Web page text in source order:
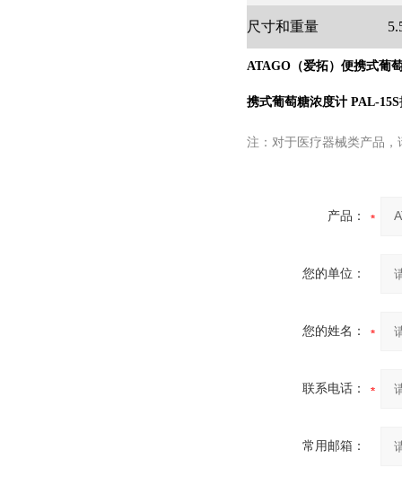
尺寸和重量
ATAGO（爱拓）便携式葡
携式葡萄糖浓度计 PAL-15S
注：对于医疗器械类产品
产品：
您的单位：
您的姓名：
联系电话：
常用邮箱：